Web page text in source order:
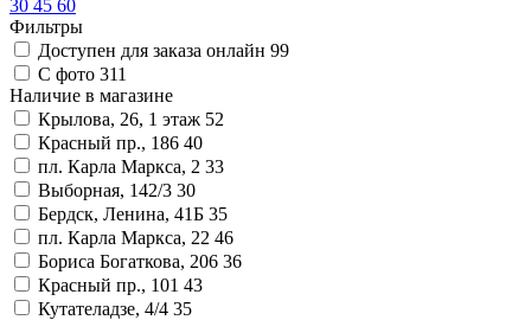
30 45 60
Фильтры
Доступен для заказа онлайн 99
С фото 311
Наличие в магазине
Крылова, 26, 1 этаж 52
Красный пр., 186 40
пл. Карла Маркса, 2 33
Выборная, 142/3 30
Бердск, Ленина, 41Б 35
пл. Карла Маркса, 22 46
Бориса Богаткова, 206 36
Красный пр., 101 43
Кутателадзе, 4/4 35